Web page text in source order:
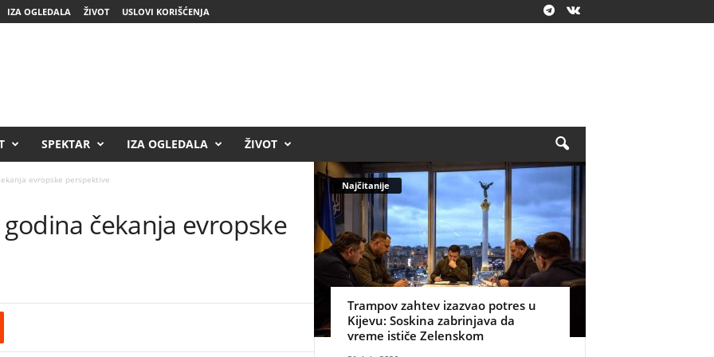
IZA OGLEDALA ŽIVOT USLOVI KORIŠĆENJA
SPEKTAR IZA OGLEDALA ŽIVOT
evropske perspektive
čekanja evropske
Najčitanije
Trampov zahtev izazvao potres u
Kijevu: Soskina zabrinjava da
vreme ističe Zelenskom